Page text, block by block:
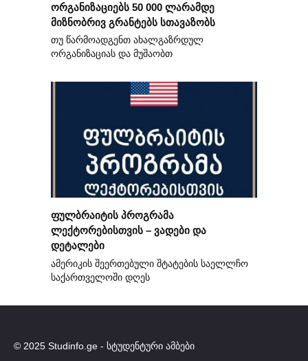
ორგანიზაციებს 50 000 ლარამდე
მიზნობრივ გრანტებს სთავაზობს
თუ წარმოადგენთ ახალგაზრდულ
ორგანიზაციას და მუშაობთ
ფულბრაიტის პროგრამა
ლექტორებისთვის – ვადები და
დეტალები
ამერიკის შეერთებული შტატების საელლჩო
საქართველოში დღეს
© 2025 Studinfo.ge - სტუდენტური ამბები